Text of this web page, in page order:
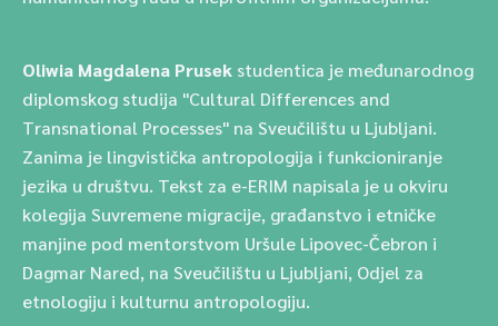
Oliwia Magdalena Prusek studentica je međunarodnog
diplomskog studija "Cultural Differences and
Transnational Processes" na Sveučilištu u Ljubljani.
Zanima je lingvistička antropologija i funkcioniranje
jezika u društvu. Tekst za e-ERIM napisala je u okviru
kolegija Suvremene migracije, građanstvo i etničke
manjine pod mentorstvom Uršule Lipovec-Čebron i
Dagmar Nared, na Sveučilištu u Ljubljani, Odjel za
etnologiju i kulturnu antropologiju.